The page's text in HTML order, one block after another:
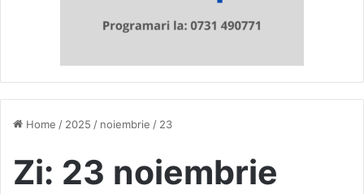
Home / 2025 / noiembrie / 23
Zi: 23 noiembrie